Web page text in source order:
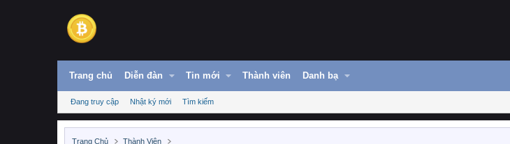
Trang chủ Diễn đàn Tin mới Thành viên Danh bạ
Đang truy cập Nhật ký mới Tìm kiếm
Trang Chủ Thành Viên